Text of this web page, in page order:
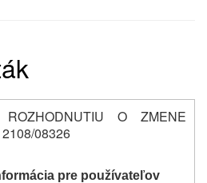
O ZMENE
08326
pre používateľov